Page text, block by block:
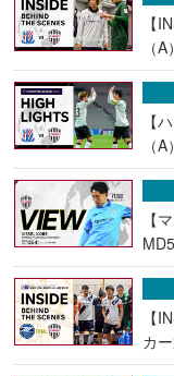
【
（
【
（
【
【
カ